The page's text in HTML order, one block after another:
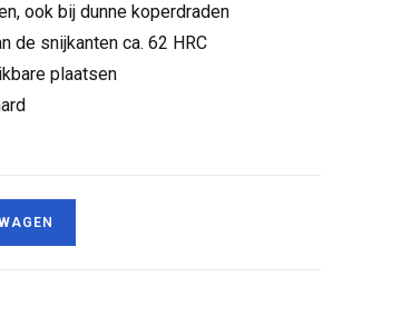
ook bij dunne koperdraden
de snijkanten ca. 62 HRC
plaatsen